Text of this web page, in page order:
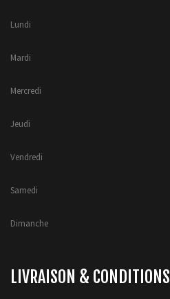
Lundi
Mardi
Mercredi
Jeudi
Vendredi
Samedi
Dimanche
LIVRAISON & CONDITIONS